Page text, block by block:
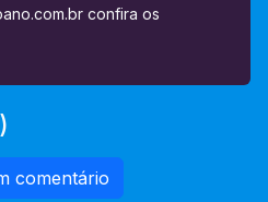
confira os
comentário